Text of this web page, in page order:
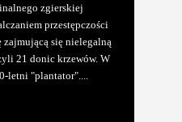
zgierskiej
przestępczości
się nielegalną
21 donic krzewów. W
letni "plantator".